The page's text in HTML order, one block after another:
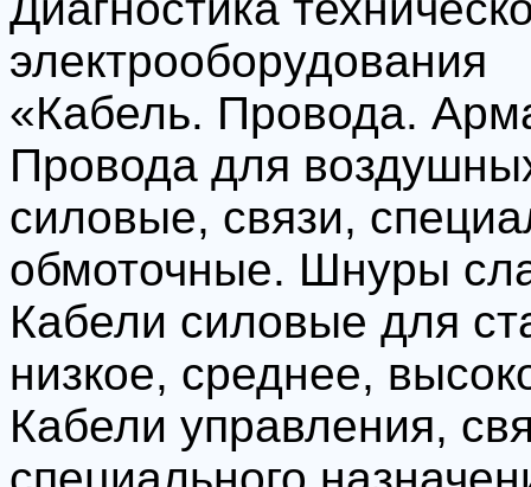
электрооборудования
«Кабель. Провода.
Провода для
силовые, связи,
обмоточные. Шнуры
Кабели силовые для
низкое, среднее,
Кабели управления,